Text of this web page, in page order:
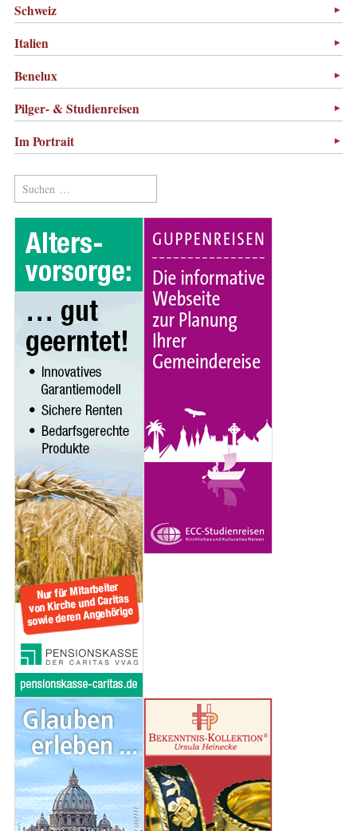
Schweiz
Italien
Benelux
Pilger- & Studienreisen
Im Portrait
Suchen
nach: